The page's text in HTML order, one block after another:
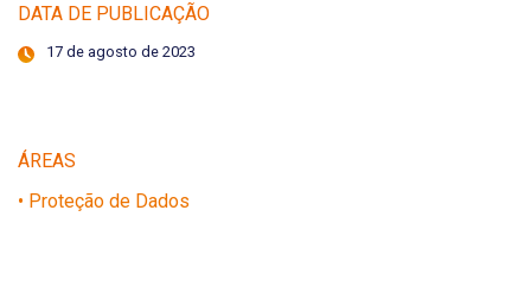
DATA DE PUBLICAÇÃO
17 de agosto de 2023
ÁREAS
• Proteção de Dados